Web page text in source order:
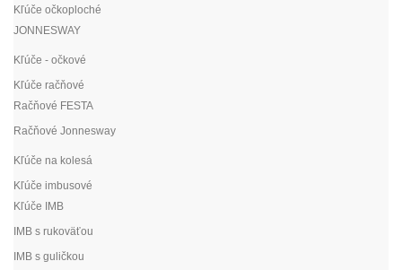
Kľúče očkoploché
JONNESWAY
Kľúče - očkové
Kľúče račňové
Račňové FESTA
Račňové Jonnesway
Kľúče na kolesá
Kľúče imbusové
Kľúče IMB
IMB s rukoväťou
IMB s guličkou